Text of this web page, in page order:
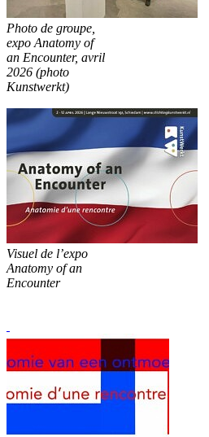
Photo de groupe,
expo Anatomy of
an Encounter, avril
2026 (photo
Kunstwerkt)
Visuel de l’expo
Anatomy of an
Encounter